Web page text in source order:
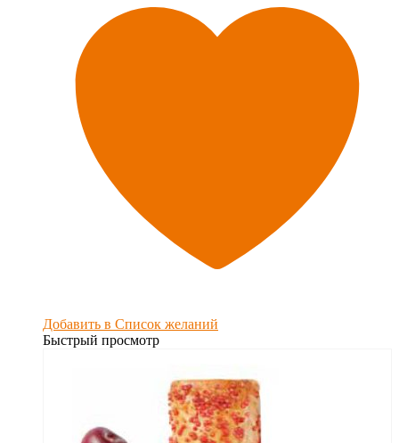
Добавить в Список желаний
Быстрый просмотр